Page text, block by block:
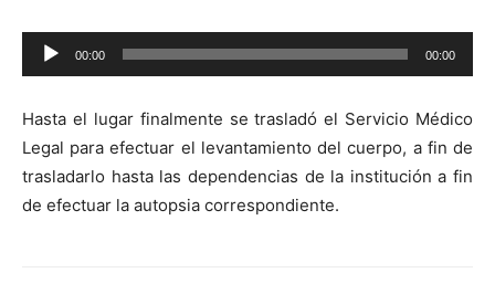
Reproductor
de
00:00 00:00
Hasta el lugar finalmente se trasladó el Servicio Médico
Legal para efectuar el levantamiento del cuerpo, a fin de
trasladarlo hasta las dependencias de la institución a fin
de efectuar la autopsia correspondiente.